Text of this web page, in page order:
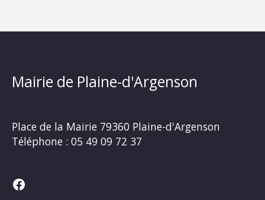
Mairie de Plaine-d'Argenson
Place de la Mairie 79360 Plaine-d'Argenson
Téléphone : 05 49 09 72 37
Facebook